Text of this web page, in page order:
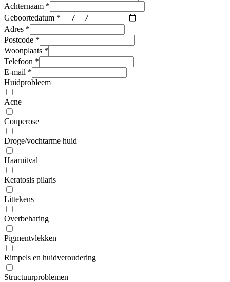
Achternaam *
Geboortedatum *
Adres *
Postcode *
Woonplaats *
Telefoon *
E-mail *
Huidprobleem
Acne
Couperose
Droge/vochtarme huid
Haaruitval
Keratosis pilaris
Littekens
Overbeharing
Pigmentvlekken
Rimpels en huidveroudering
Structuurproblemen